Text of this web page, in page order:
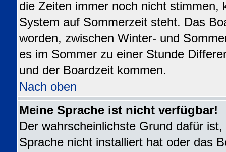
die Zeiten immer noch nicht stimmen,
System auf Sommerzeit steht. Das
worden, zwischen Winter- und
es im Sommer zu einer Stunde
und der Boardzeit kommen.
Nach oben
Meine Sprache ist nicht verfügbar!
Der wahrscheinlichste Grund dafür
Sprache nicht installiert hat oder das